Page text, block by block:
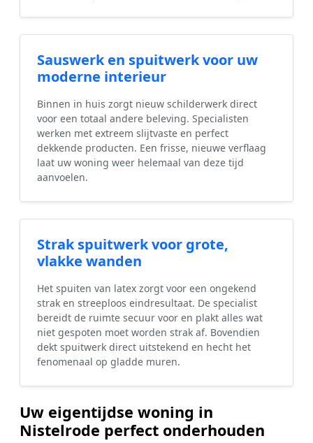
Sauswerk en spuitwerk voor uw
moderne interieur
Binnen in huis zorgt nieuw schilderwerk direct
voor een totaal andere beleving. Specialisten
werken met extreem slijtvaste en perfect
dekkende producten. Een frisse, nieuwe verflaag
laat uw woning weer helemaal van deze tijd
aanvoelen.
Strak spuitwerk voor grote,
vlakke wanden
Het spuiten van latex zorgt voor een ongekend
strak en streeploos eindresultaat. De specialist
bereidt de ruimte secuur voor en plakt alles wat
niet gespoten moet worden strak af. Bovendien
dekt spuitwerk direct uitstekend en hecht het
fenomenaal op gladde muren.
Uw eigentijdse woning in
Nistelrode perfect onderhouden